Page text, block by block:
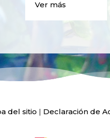
Ver más
del sitio | Declaración de